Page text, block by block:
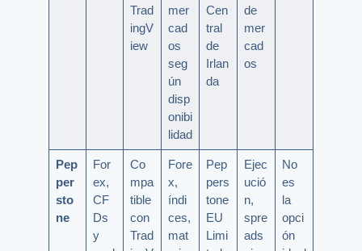
Trad
ingV
iew
mer
cad
os
seg
ún
disp
onibi
lidad
Cen
tral
de
Irlan
da
de
mer
cad
os
Pep
per
sto
ne
For
ex,
CF
Ds
y
Co
mpa
tible
con
Trad
Fore
x,
índi
ces,
mat
Pep
pers
tone
EU
Limi
Ejec
ució
n,
spre
ads
No
es
la
opci
ón